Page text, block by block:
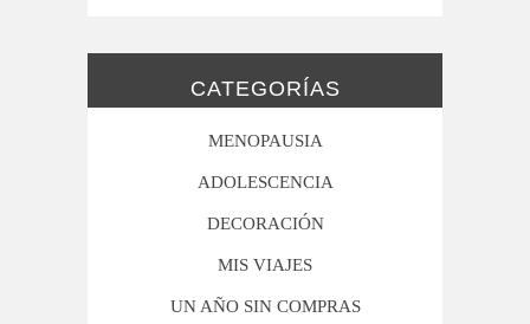
CATEGORÍAS
MENOPAUSIA
ADOLESCENCIA
DECORACIÓN
MIS VIAJES
UN AÑO SIN COMPRAS